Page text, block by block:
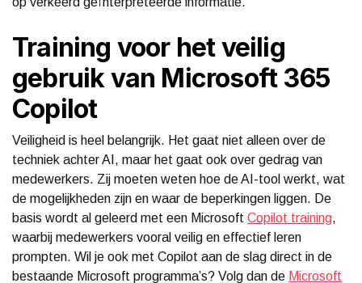
Training voor het veilig
gebruik van Microsoft 365
Copilot
Veiligheid is heel belangrijk. Het gaat niet alleen over de
techniek achter AI, maar het gaat ook over gedrag van
medewerkers. Zij moeten weten hoe de AI-tool werkt, wat
de mogelijkheden zijn en waar de beperkingen liggen. De
basis wordt al geleerd met een Microsoft Copilot training,
waarbij medewerkers vooral veilig en effectief leren
prompten. Wil je ook met Copilot aan de slag direct in de
bestaande Microsoft programma’s? Volg dan de Microsoft